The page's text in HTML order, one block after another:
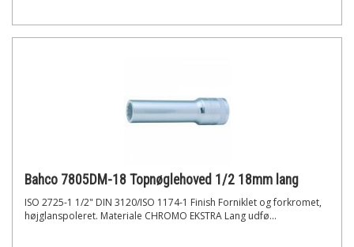
Bahco 7805DM-18 Topnøglehoved 1/2 18mm lang
ISO 2725-1 1/2" DIN 3120/ISO 1174-1 Finish Forniklet og forkromet,
højglanspoleret. Materiale CHROMO EKSTRA Lang udfø...